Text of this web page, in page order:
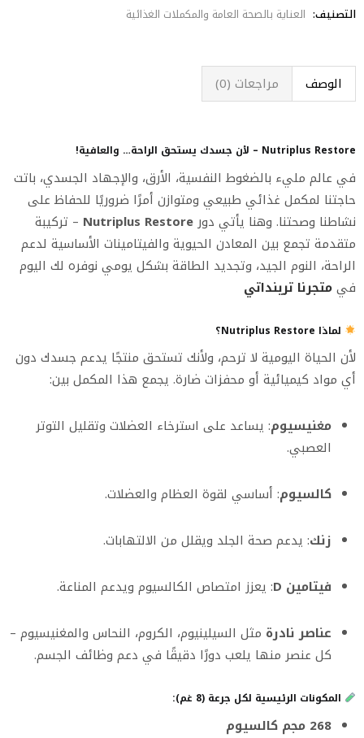
التصنيف: العناية بالصحة العامة والمكملات الغذائية
الوصف مراجعات (0)
Nutriplus Restore – لأن جسدك يستحق الراحة… والعافية!
في عالم مليء بالضغوط النفسية، الأرق، والإجهاد الجسدي، باتت
حاجتنا لمكمل غذائي طبيعي ومتوازن أمرًا ضروريًا للحفاظ على
نشاطنا وصحتنا. وهنا يأتي دور Nutriplus Restore – تركيبة
متقدمة تجمع بين المعادن الحيوية والفيتامينات الأساسية لدعم
الراحة، النوم الجيد، وتجديد الطاقة بشكل يومي نوفره لك اليوم
فيمتجرنا ترينداتي
لماذا Nutriplus Restore؟
لأن الحياة اليومية لا ترحم، ولأنك تستحق منتجًا يدعم جسدك دون
أي مواد كيميائية أو محفزات ضارة. يجمع هذا المكمل بين:
مغنيسيوم: يساعد على استرخاء العضلات وتقليل التوتر
العصبي.
كالسيوم: أساسي لقوة العظام والعضلات.
زنك: يدعم صحة الجلد ويقلل من الالتهابات.
فيتامين D : يعزز امتصاص الكالسيوم ويدعم المناعة.
عناصر نادرة مثل السيلينيوم، الكروم، النحاس والمغنيسيوم –
كل عنصر منها يلعب دورًا دقيقًا في دعم وظائف الجسم.
المكونات الرئيسية لكل جرعة (8 غم):
268 مجم كالسيوم